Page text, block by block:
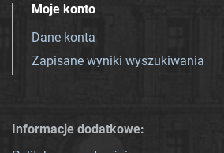
Moje konto
Dane konta
Zapisane wyniki wyszukiwania
Informacje dodatkowe: